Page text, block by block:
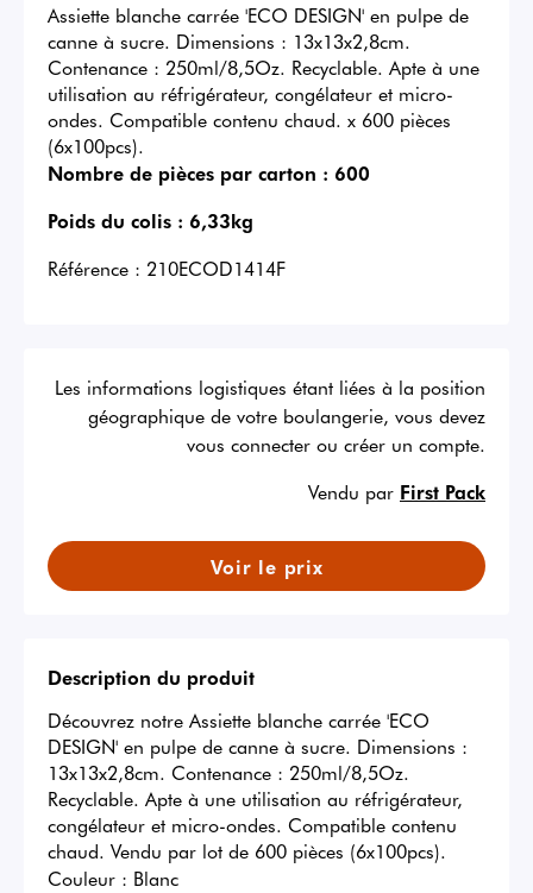
Assiette blanche carrée 'ECO DESIGN' en pulpe de
canne à sucre. Dimensions : 13x13x2,8cm.
Contenance : 250ml/8,5Oz. Recyclable. Apte à une
utilisation au réfrigérateur, congélateur et micro-
ondes. Compatible contenu chaud. x 600 pièces
(6x100pcs).
Nombre de pièces par carton : 600
Poids du colis : 6,33kg
Référence : 210ECOD1414F
Les informations logistiques étant liées à la position
géographique de votre boulangerie, vous devez
vous connecter ou créer un compte.
Vendu par First Pack
Voir le prix
Description du produit
Découvrez notre Assiette blanche carrée 'ECO
DESIGN' en pulpe de canne à sucre. Dimensions :
13x13x2,8cm. Contenance : 250ml/8,5Oz.
Recyclable. Apte à une utilisation au réfrigérateur,
congélateur et micro-ondes. Compatible contenu
chaud. Vendu par lot de 600 pièces (6x100pcs).
Couleur : Blanc